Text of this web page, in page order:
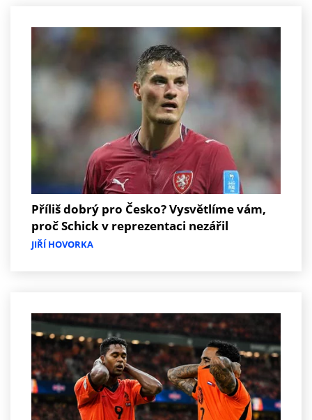
Příliš dobrý pro Česko? Vysvětlíme vám,
proč Schick v reprezentaci nezářil
JIŘÍ HOVORKA